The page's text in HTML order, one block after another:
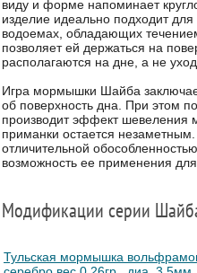
виду и форме напоминает
изделие идеально подходит
водоемах, обладающих
позволяет ей держаться на
располагаются на дне, а не
Игра мормышки Шайба
об поверхность дна. При этом
производит эффект шевеления
приманки остается
отличительной
возможность ее применения
Модификации серии
Тульская мормышка